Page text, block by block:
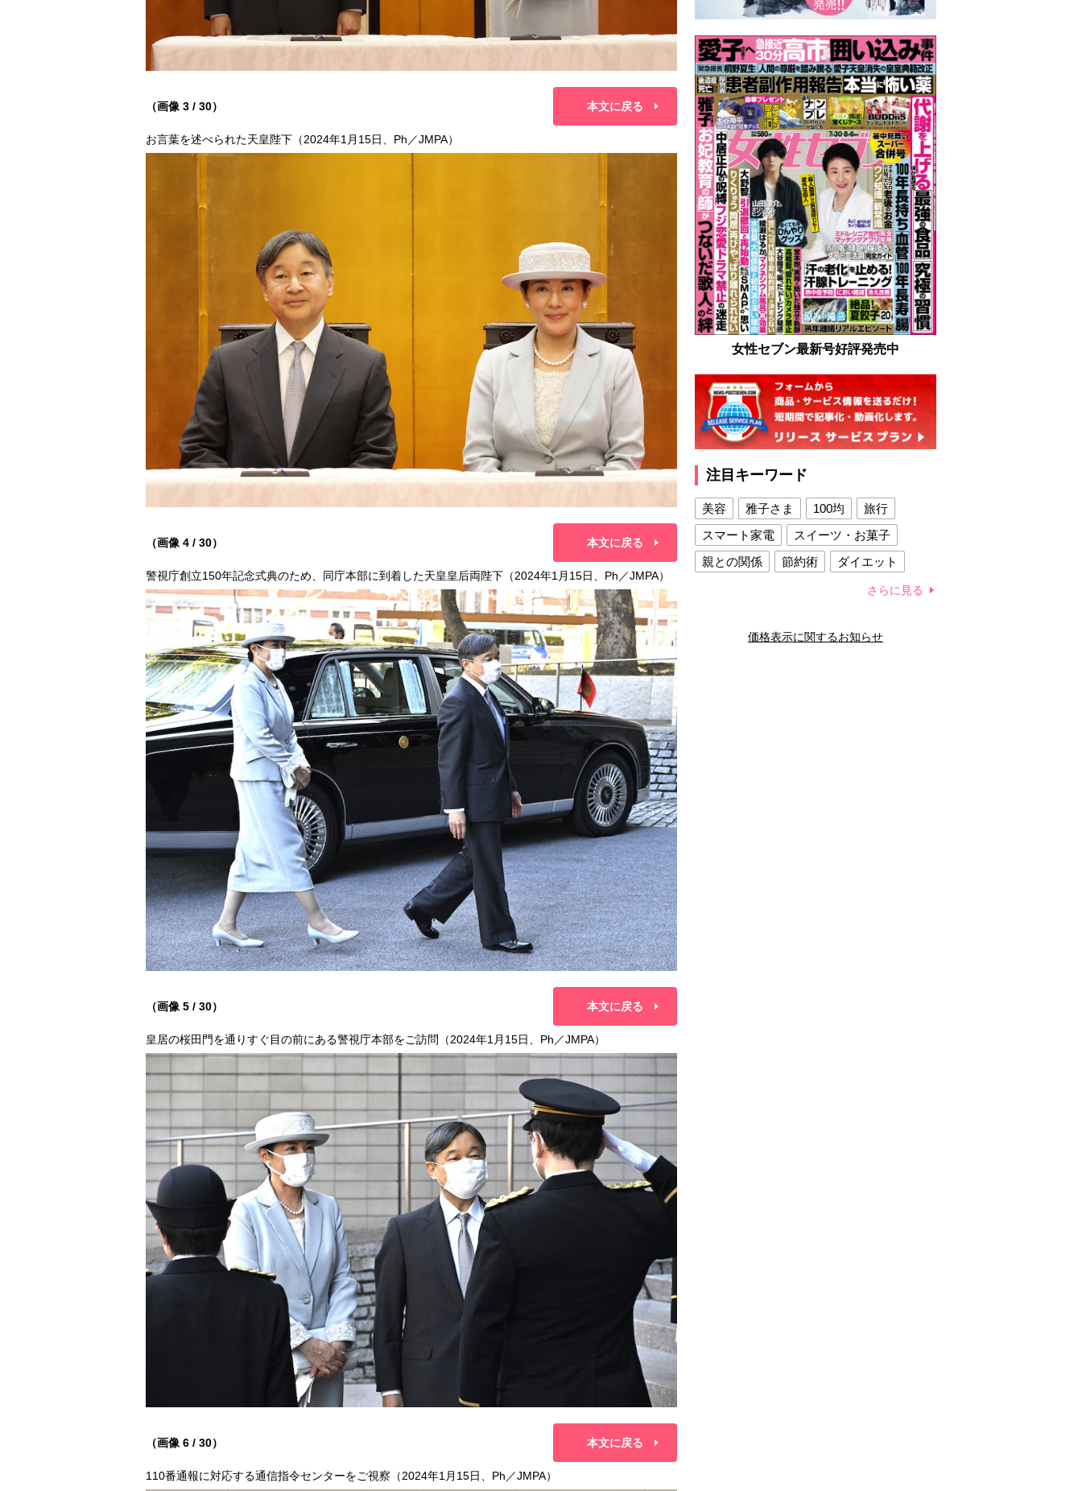
（画像 3 / 30） 本文に戻る
お言葉を述べられた天皇陛下（2024年1月15日、Ph／JMPA）
（画像 4 / 30） 本文に戻る
警視庁創立150年記念式典のため、同庁本部に到着した天皇皇后両陛下（2024年1月15日、Ph／JMPA）
（画像 5 / 30） 本文に戻る
皇居の桜田門を通りすぐ目の前にある警視庁本部をご訪問（2024年1月15日、Ph／JMPA）
（画像 6 / 30） 本文に戻る
110番通報に対応する通信指令センターをご視察（2024年1月15日、Ph／JMPA）
女性セブン最新号好評発売中
注目キーワード
美容 雅子さま 100均
旅行
スマート家電
スイーツ・お菓子
親との関係
節約術
ダイエット
夫との関係
新津春子 どか食い
さらに見る
価格表示に関するお知らせ